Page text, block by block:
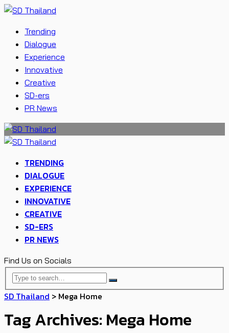
Trending
Dialogue
Experience
Innovative
Creative
SD-ers
PR News
TRENDING
DIALOGUE
EXPERIENCE
INNOVATIVE
CREATIVE
SD-ERS
PR NEWS
Find Us on Socials
SD Thailand > Mega Home
Tag Archives: Mega Home